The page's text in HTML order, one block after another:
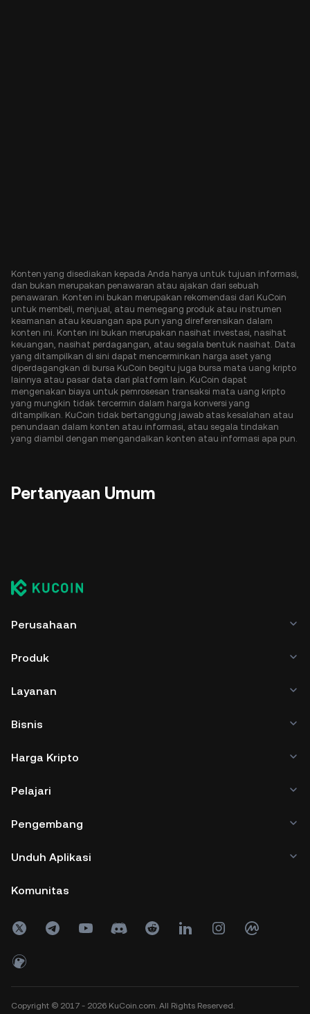
Konten yang disediakan kepada Anda hanya untuk tujuan informasi,
dan bukan merupakan penawaran atau ajakan dari sebuah
penawaran. Konten ini bukan merupakan rekomendasi dari KuCoin
untuk membeli, menjual, atau memegang produk atau instrumen
keamanan atau keuangan apa pun yang direferensikan dalam
konten ini. Konten ini bukan merupakan nasihat investasi, nasihat
keuangan, nasihat perdagangan, atau segala bentuk nasihat. Data
yang ditampilkan di sini dapat mencerminkan harga aset yang
diperdagangkan di bursa KuCoin begitu juga bursa mata uang kripto
lainnya atau pasar data dari platform lain. KuCoin dapat
mengenakan biaya untuk pemrosesan transaksi mata uang kripto
yang mungkin tidak tercermin dalam harga konversi yang
ditampilkan. KuCoin tidak bertanggung jawab atas kesalahan atau
penundaan dalam konten atau informasi, atau segala tindakan
yang diambil dengan mengandalkan konten atau informasi apa pun.
Pertanyaan Umum
Perusahaan
Produk
Layanan
Bisnis
Harga Kripto
Pelajari
Pengembang
Unduh Aplikasi
Komunitas
Copyright © 2017 - 2026 KuCoin.com. All Rights Reserved.